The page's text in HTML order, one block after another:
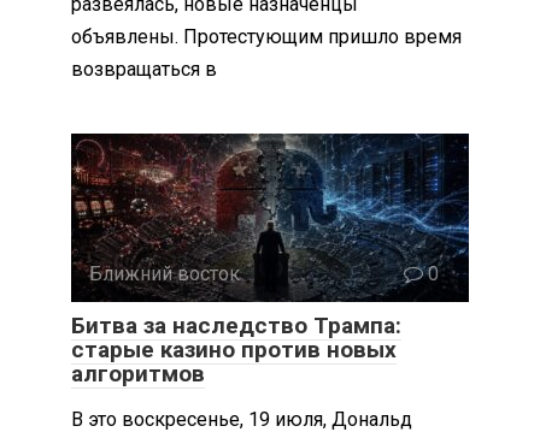
объявлены. Протестующим пришло время
возвращаться в
Ближний восток 0
Битва за наследство Трампа:
старые казино против новых
алгоритмов
В это воскресенье, 19 июля, Дональд